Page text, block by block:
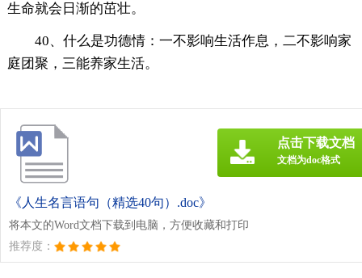
生命就会日渐的茁壮。
40、什么是功德情：一不影响生活作息，二不影响家
庭团聚，三能养家生活。
《人生名言语句（精选40句）.doc》
将本文的Word文档下载到电脑，方便收藏和打印
推荐度：
点击下载文档
文档为doc格式